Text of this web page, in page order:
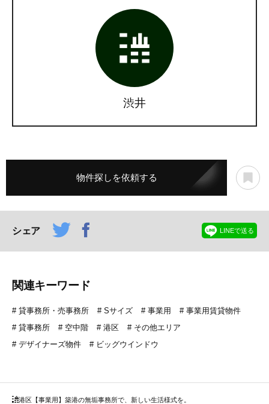
渋井
物件探しを依頼する
シェア LINEで送る
関連キーワード
貸事務所・売事務所 Sサイズ 事業用
事業用賃貸物件
貸事務所
空中階 港区
その他エリア
デザイナーズ物件
ビッグウインドウ
【事業用】築港の無垢事務所で、新しい生活様式を。
港区